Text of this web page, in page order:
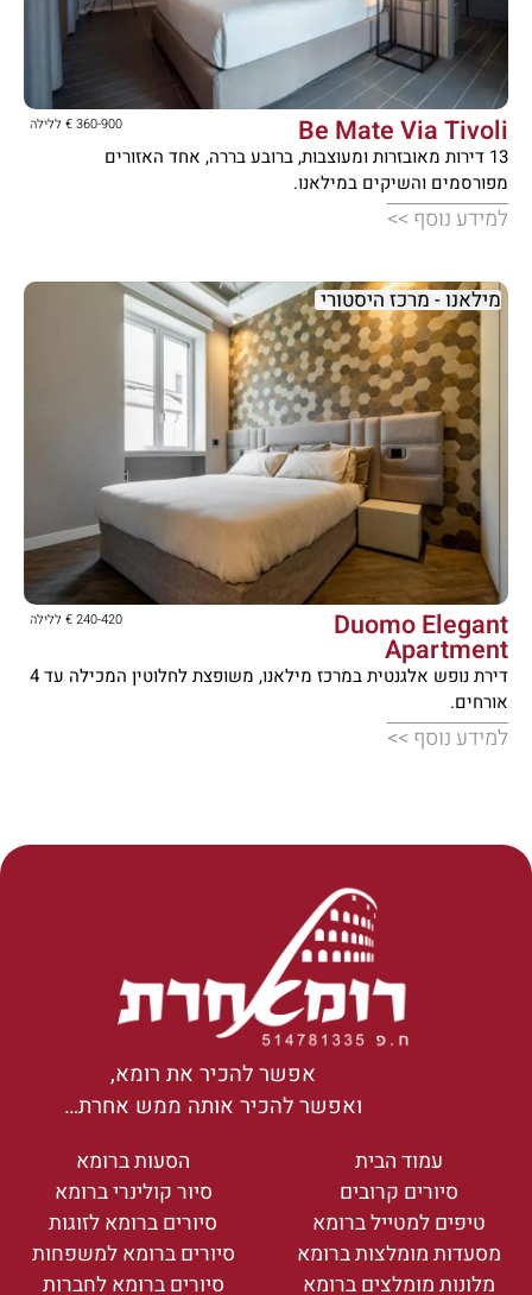





Be Mate Via Tivoli 360-900 € ללילה
13 דירות מאובזרות ומעוצבות, ברובע בררה, אחד האזורים
מפורסמים והשיקים במילאנו.
למידע נוסף >>




Duomo Elegant
Apartment
240-420 € ללילה
דירת נופש אלגנטית במרכז מילאנו, משופצת לחלוטין המכילה עד 4
אורחים.
למידע נוסף >>
מילאנו - מרכז היסטורי
אפשר להכיר את רומא,
ואפשר להכיר אותה ממש אחרת…
עמוד הבית
סיורים קרובים
טיפים למטייל ברומא
מסעדות מומלצות ברומא
מלונות מומלצים ברומא
הסעות ברומא
סיור קולינרי ברומא
סיורים ברומא לזוגות
סיורים ברומא למשפחות
סיורים ברומא לחברות